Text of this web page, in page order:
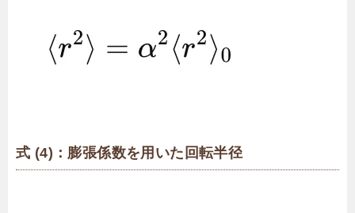
式 (4)：膨張係数を用いた回転半径